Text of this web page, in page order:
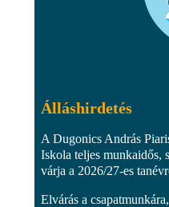
Álláshirdetés
A Dugonics András
Iskola teljes munkaidős,
várja a 2026/27-es
Elvárás a